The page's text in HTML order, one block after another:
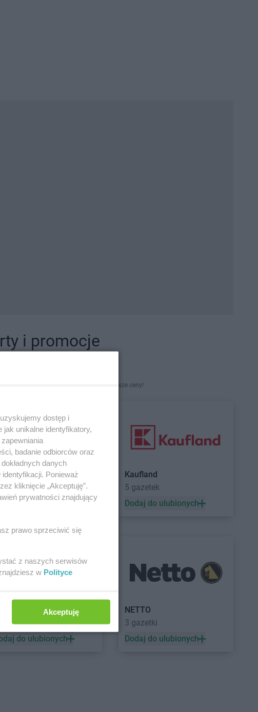
i promocje
Najlepsze promocje i najniższe ceny!
do ulubionych
Kaufland
5 gazetek
Dodaj do ulubionych
gazetek
do ulubionych
NETTO
3 gazetki
Dodaj do ulubionych
dostęp i
unikalne identyfikatory,
badanie odbiorców oraz
danych
Ponieważ
kliknięcie „Akceptuję”.
prywatności znajdujący
prawo sprzeciwić się
z naszych serwisów
w Polityce
Akceptuję